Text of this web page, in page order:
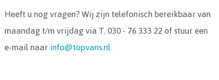
Heeft u nog vragen? Wij zijn telefonisch bereikbaar van
maandag t/m vrijdag via T. 030 - 76 333 22 of stuur een
e-mail naarinfo@topvans.nl